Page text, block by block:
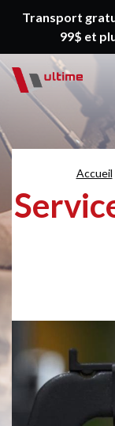
Transport
99$ et
Accueil